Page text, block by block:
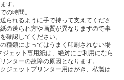
す。
の時間。
られるように手で持って支えてくださ
の送られ方や画質が異なりますので事
確認してください。
種類によってはうまく印刷されない場
ェット専用紙は、絶対にご利用になら
ンターの故障の原因となります。
ジェットプリンター用はがき、私製は